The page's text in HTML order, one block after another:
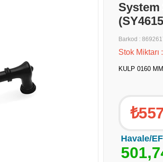
System
Barkod :
Stok Miktarı :
KULP 0160
Havale/
501,7